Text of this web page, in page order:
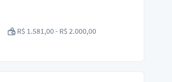
R$ 1.581,00 - R$ 2.000,00